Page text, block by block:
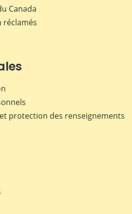
Canada
réclamés
protection des renseignements